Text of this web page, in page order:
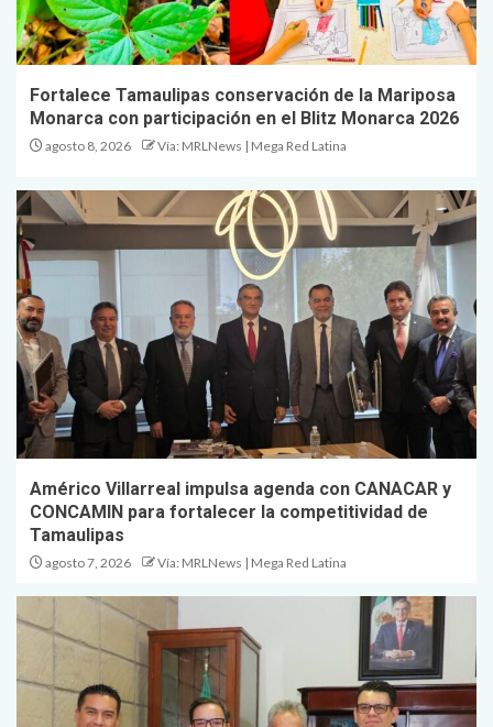
Fortalece Tamaulipas conservación de la Mariposa
Monarca con participación en el Blitz Monarca 2026
agosto 8, 2026 Vía: MRLNews | Mega Red Latina
Américo Villarreal impulsa agenda con CANACAR y
CONCAMIN para fortalecer la competitividad de
Tamaulipas
agosto 7, 2026 Vía: MRLNews | Mega Red Latina